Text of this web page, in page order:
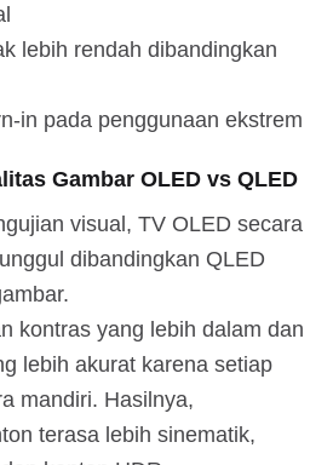
lebih rendah dibandingkan
in pada penggunaan ekstrem
Gambar OLED vs QLED
visual, TV OLED secara
dibandingkan QLED
kontras yang lebih dalam dan
lebih akurat karena setiap
mandiri. Hasilnya,
terasa lebih sinematik,